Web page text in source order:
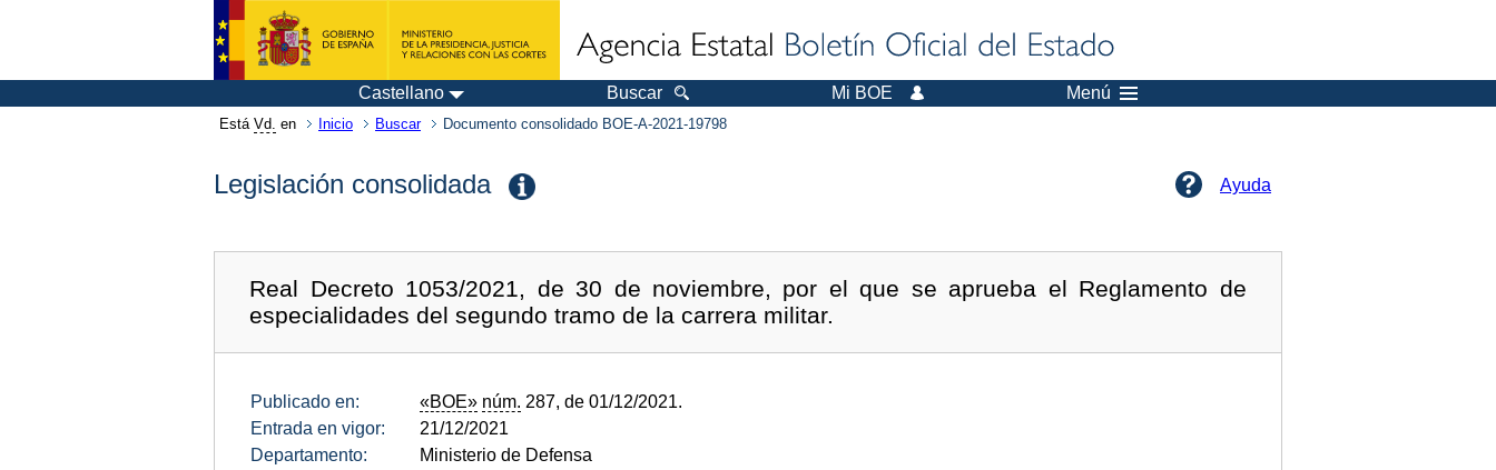
Castellano Buscar Mi BOE Menú
Está Vd. en Inicio Buscar Documento consolidado BOE-A-2021-19798
Legislación consolidada Ayuda
Real Decreto 1053/2021, de 30 de noviembre, por el que se aprueba el Reglamento de
especialidades del segundo tramo de la carrera militar.
Publicado en: «BOE» núm. 287, de 01/12/2021.
Entrada en vigor:
21/12/2021
Departamento:
Ministerio de Defensa